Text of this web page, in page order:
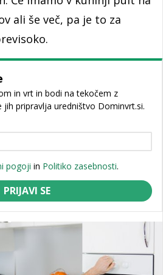
ali še več, pa je to za
in vrt in bodi na tekočem z
pripravlja uredništvo Dominvrt.si.
pogoji in Politiko zasebnosti.
PRIJAVI SE